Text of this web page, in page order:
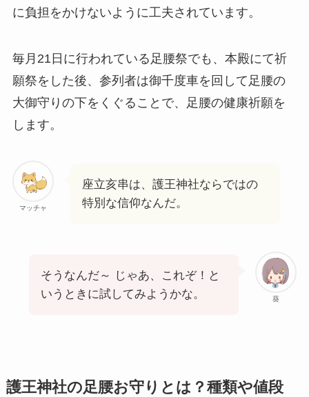
に負担をかけないように工夫されています。
毎月21日に行われている足腰祭でも、本殿にて祈
願祭をした後、参列者は御千度車を回して足腰の
大御守りの下をくぐることで、足腰の健康祈願を
します。
マッチャ
座立亥串は、護王神社ならではの
特別な信仰なんだ。
葵
そうなんだ～ じゃあ、これぞ！と
いうときに試してみようかな。
護王神社の足腰お守りとは？種類や値段